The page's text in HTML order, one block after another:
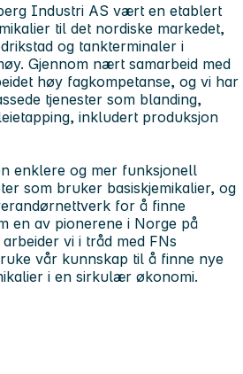
Industri AS vært en etablert
til det nordiske markedet,
og tankterminaler i
Gjennom nært samarbeid med
høy fagkompetanse, og vi har
tjenester som blanding,
inkludert produksjon
enklere og mer funksjonell
som bruker basiskjemikalier, og
for å finne
en av pionerene i Norge på
vi i tråd med FNs
vår kunnskap til å finne nye
i en sirkulær økonomi.